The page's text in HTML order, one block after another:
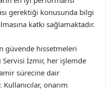
gerektiği konusunda bilgi
katkı sağlamaktadır.
güvende hissetmeleri
İzmir, her işlemde
sürecine dair
onarım